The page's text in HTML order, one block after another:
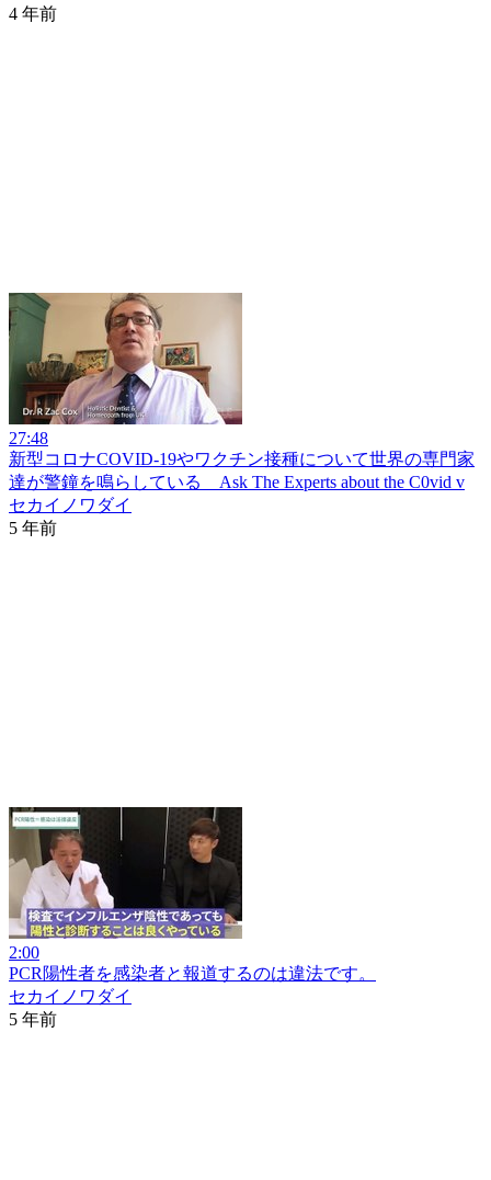
4 年前
27:48
新型コロナCOVID-19やワクチン接種について世界の専門家
達が警鐘を鳴らしている Ask The Experts about the C0vid v
セカイノワダイ
5 年前
2:00
PCR陽性者を感染者と報道するのは違法です。
セカイノワダイ
5 年前